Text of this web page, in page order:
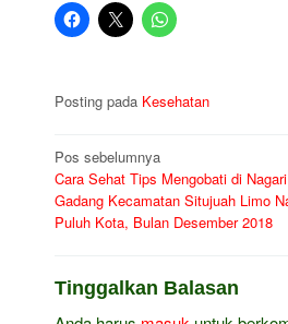
Posting pada Kesehatan
Navigasi
pos
Pos sebelumnya
Cara Sehat Tips Mengobati di
Gadang Kecamatan Situjuah Limo
Puluh Kota, Bulan Desember 2018
Tinggalkan Balasan